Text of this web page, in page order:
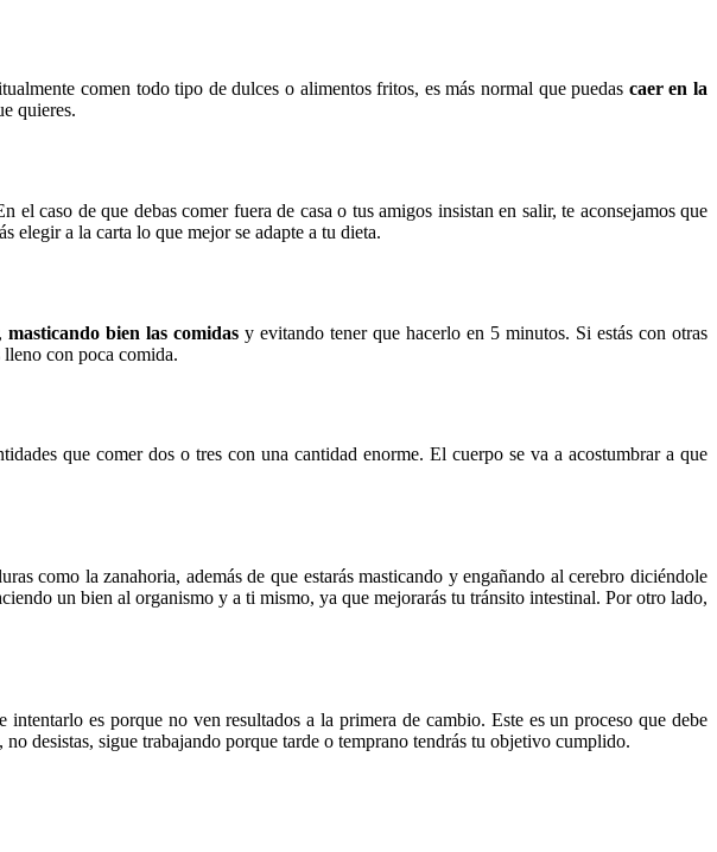
comen todo tipo de dulces o alimentos fritos, es más normal que puedas caer en la
quieres.
caso de que debas comer fuera de casa o tus amigos insistan en salir, te aconsejamos que
elegir a la carta lo que mejor se adapte a tu dieta.
masticando bien las comidasy evitando tener que hacerlo en 5 minutos. Si estás con otras
lleno con poca comida.
que comer dos o tres con una cantidad enorme. El cuerpo se va a acostumbrar a que
como la zanahoria, además de que estarás masticando y engañando al cerebro diciéndole
un bien al organismo y a ti mismo, ya que mejorarás tu tránsito intestinal. Por otro lado,
es porque no ven resultados a la primera de cambio. Este es un proceso que debe
desistas, sigue trabajando porque tarde o temprano tendrás tu objetivo cumplido.